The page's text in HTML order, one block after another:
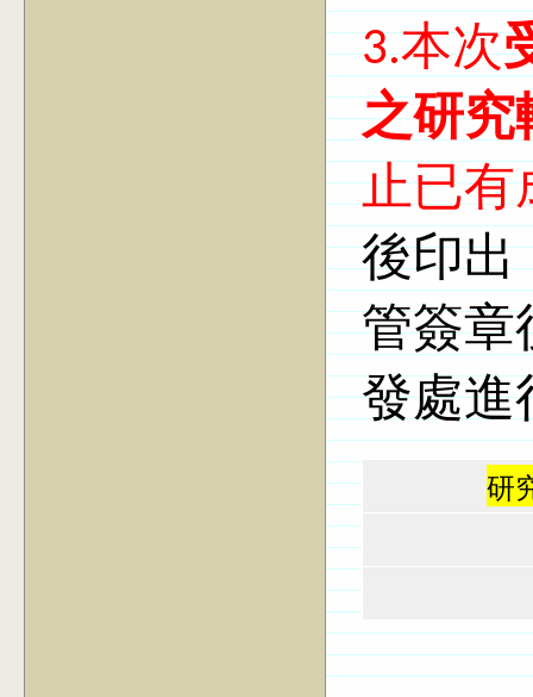
3.本次
之研究
止已有
後印出
管簽章
發處進
研